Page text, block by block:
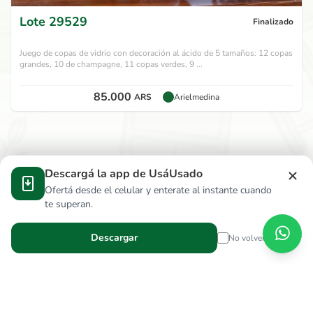
Lote 29529 Finalizado
Juego de copas de vidrio con decoración al ácido de 5 tamaños: 12 copas
grandes, 10 de champagne, 11 copas verdes, 9 ...
85.000 ARS Arielmedina
Descargá la app de UsáUsado
Ofertá desde el celular y enterate al instante cuando
te superan.
Descargar No volver a mostrar